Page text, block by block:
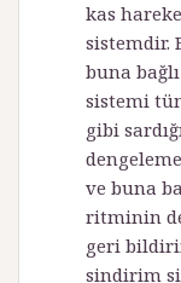
kas
sistemdir.
buna
sistemi
gibi
ve buna
ritminin
geri
sindirim